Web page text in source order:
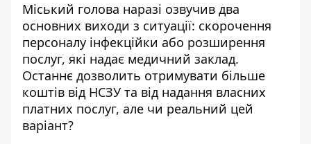
Міський голова наразі озвучив два
основних виходи з ситуації: скорочення
персоналу інфекційки або розширення
послуг, які надає медичний заклад.
Останнє дозволить отримувати більше
коштів від НСЗУ та від надання власних
платних послуг, але чи реальний цей
варіант?